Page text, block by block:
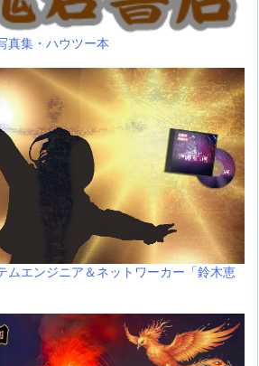
真集・ハウツー本
ムエンジニア＆ネットワーカー「鈴木恵